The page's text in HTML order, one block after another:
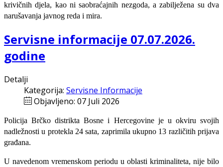
krivičnih djela, kao ni saobraćajnih nezgoda, a zabilježena su dva
narušavanja javnog reda i mira.
Servisne informacije 07.07.2026.
godine
Detalji
Kategorija: Servisne Informacije
Objavljeno: 07 Juli 2026
Policija Brčko distrikta Bosne i Hercegovine je u okviru svojih
nadležnosti u protekla 24 sata, zaprimila ukupno 13 različitih prijava
građana.
U navedenom vremenskom periodu u oblasti kriminaliteta, nije bilo